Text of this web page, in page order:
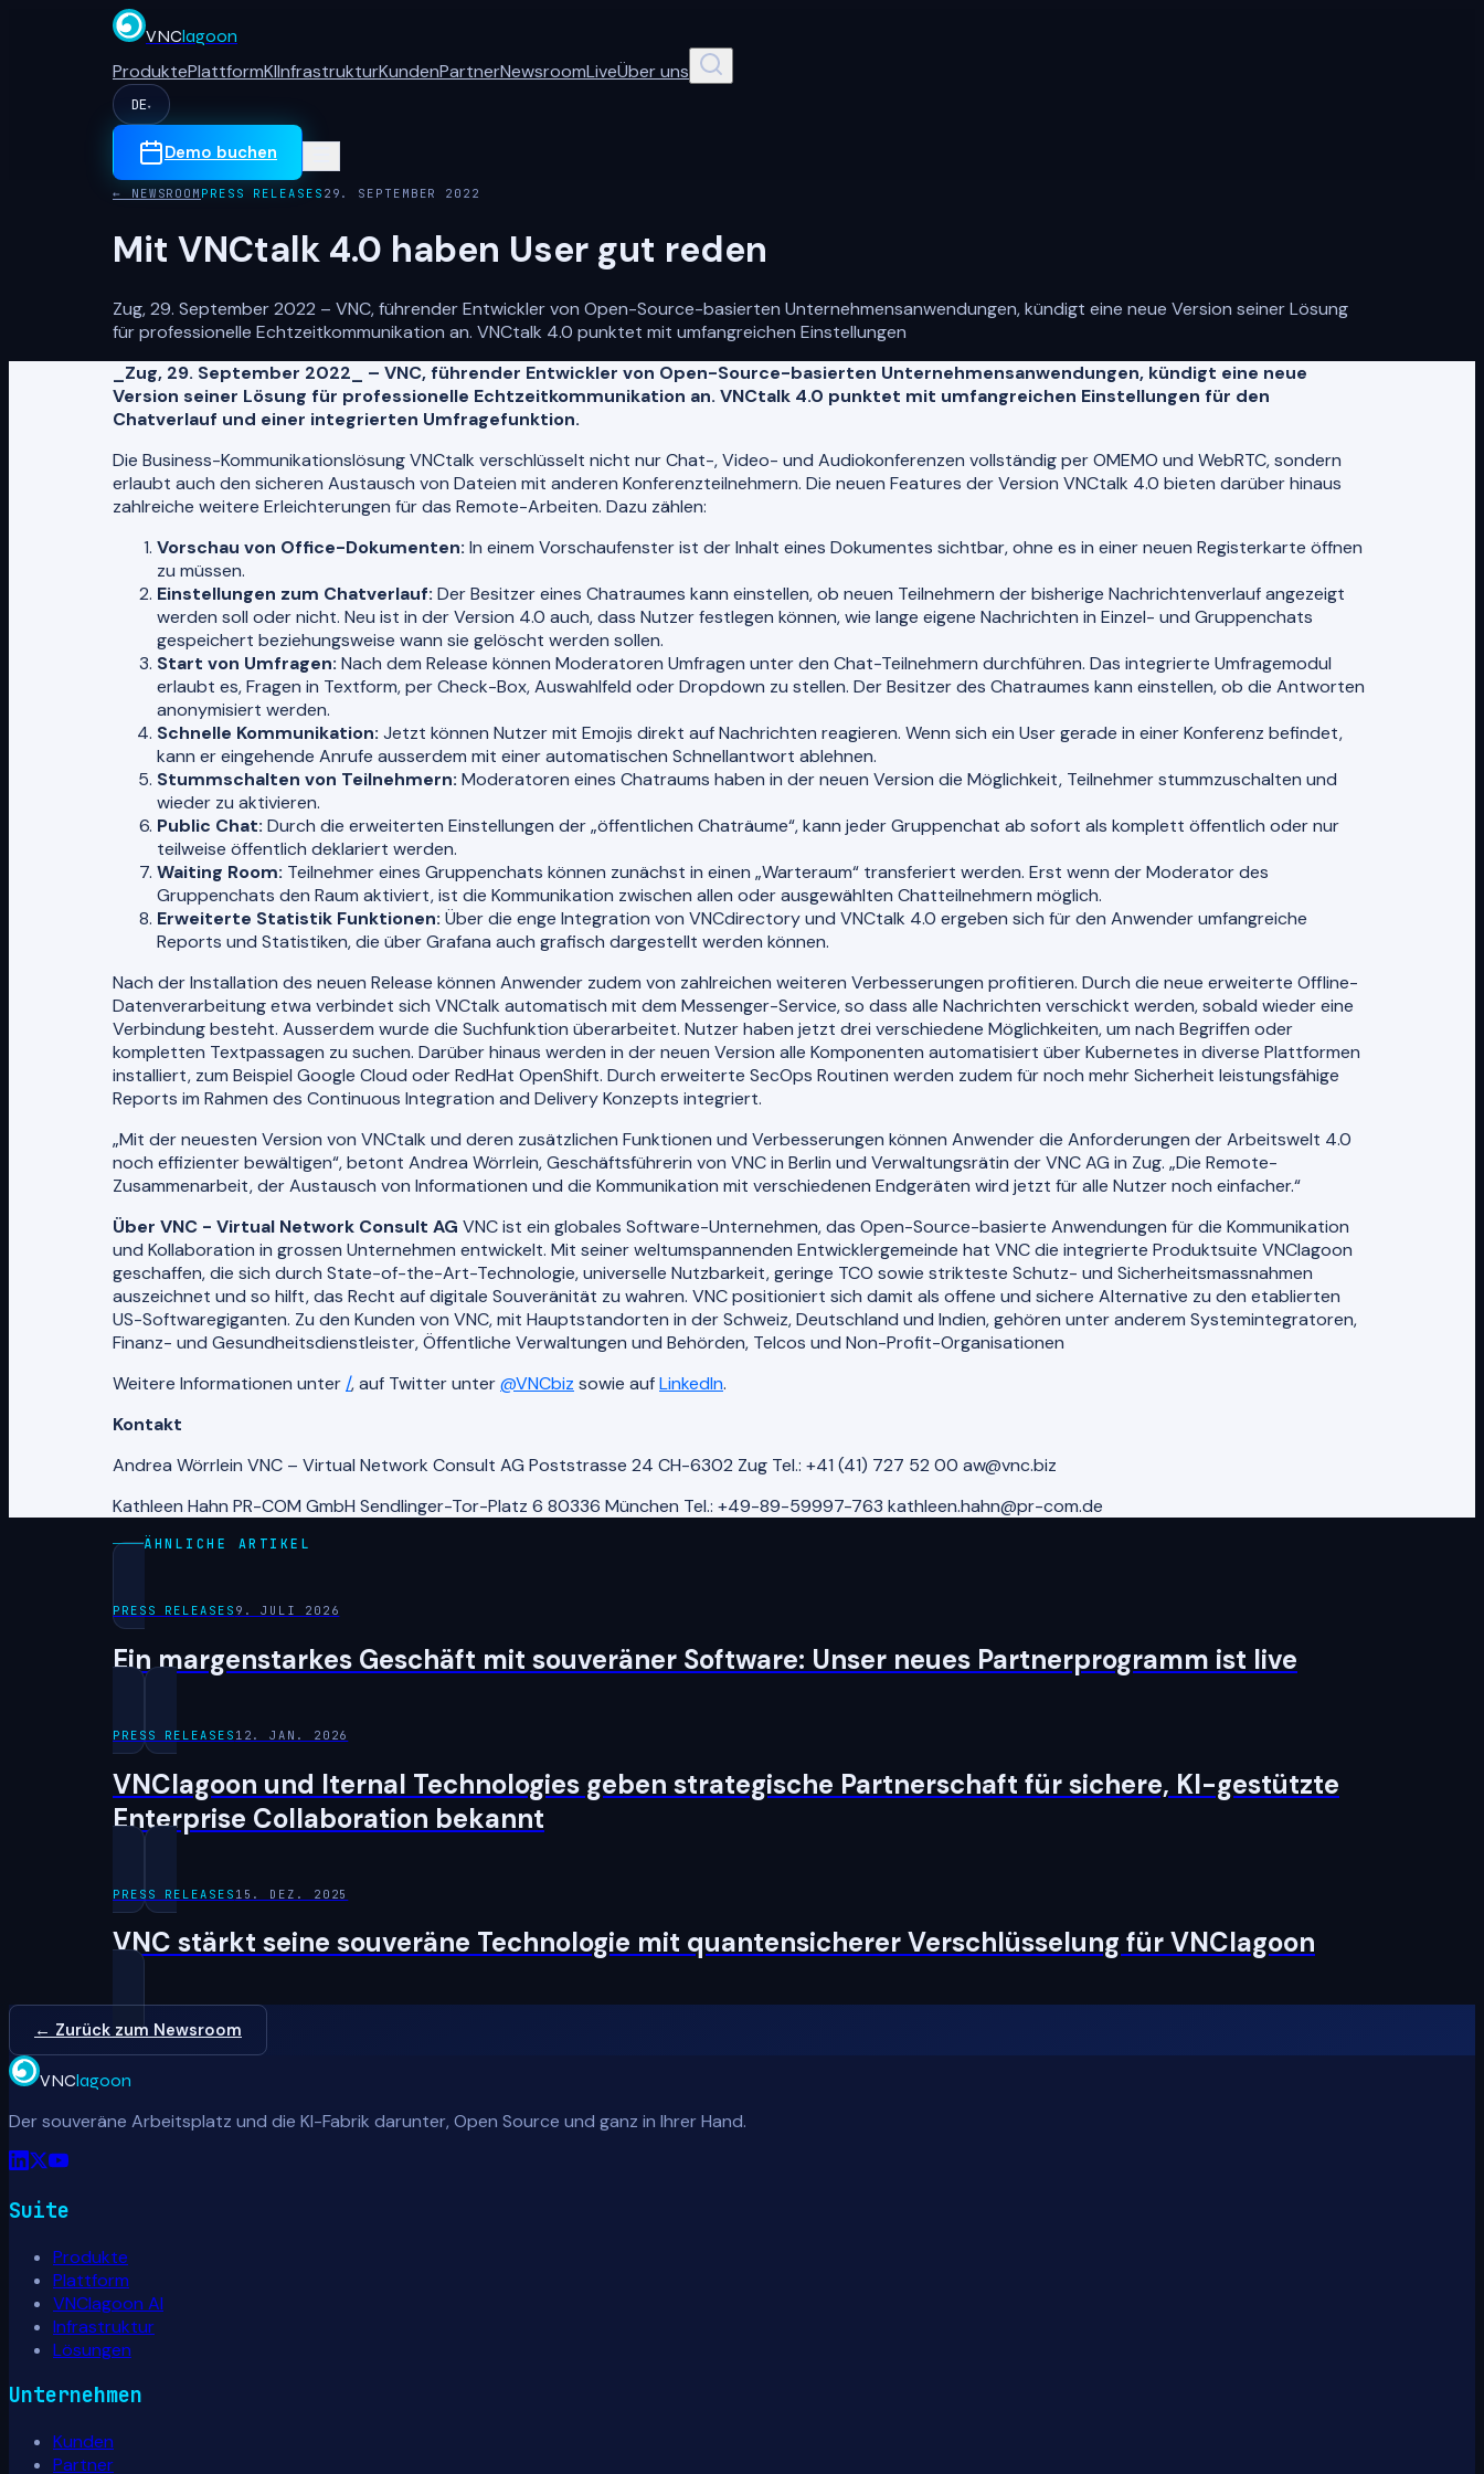
VNClagoon
ProduktePlattformKIInfrastrukturKundenPartnerNewsroomLiveÜber uns
DE▾
Demo buchen
← NEWSROOM PRESS RELEASES 29. SEPTEMBER 2022
Mit VNCtalk 4.0 haben User gut reden
Zug, 29. September 2022 – VNC, führender Entwickler von Open-Source-basierten Unternehmensanwendungen, kündigt eine neue Version seiner Lösung
für professionelle Echtzeitkommunikation an. VNCtalk 4.0 punktet mit umfangreichen Einstellungen
_Zug, 29. September 2022_ – VNC, führender Entwickler von Open-Source-basierten Unternehmensanwendungen, kündigt eine neue
Version seiner Lösung für professionelle Echtzeitkommunikation an. VNCtalk 4.0 punktet mit umfangreichen Einstellungen für den
Chatverlauf und einer integrierten Umfragefunktion.
Die Business-Kommunikationslösung VNCtalk verschlüsselt nicht nur Chat-, Video- und Audiokonferenzen vollständig per OMEMO und WebRTC, sondern
erlaubt auch den sicheren Austausch von Dateien mit anderen Konferenzteilnehmern. Die neuen Features der Version VNCtalk 4.0 bieten darüber hinaus
zahlreiche weitere Erleichterungen für das Remote-Arbeiten. Dazu zählen:
Vorschau von Office-Dokumenten: In einem Vorschaufenster ist der Inhalt eines Dokumentes sichtbar, ohne es in einer neuen Registerkarte öffnen
zu müssen.
Einstellungen zum Chatverlauf: Der Besitzer eines Chatraumes kann einstellen, ob neuen Teilnehmern der bisherige Nachrichtenverlauf angezeigt
werden soll oder nicht. Neu ist in der Version 4.0 auch, dass Nutzer festlegen können, wie lange eigene Nachrichten in Einzel- und Gruppenchats
gespeichert beziehungsweise wann sie gelöscht werden sollen.
Start von Umfragen: Nach dem Release können Moderatoren Umfragen unter den Chat-Teilnehmern durchführen. Das integrierte Umfragemodul
erlaubt es, Fragen in Textform, per Check-Box, Auswahlfeld oder Dropdown zu stellen. Der Besitzer des Chatraumes kann einstellen, ob die Antworten
anonymisiert werden.
Schnelle Kommunikation: Jetzt können Nutzer mit Emojis direkt auf Nachrichten reagieren. Wenn sich ein User gerade in einer Konferenz befindet,
kann er eingehende Anrufe ausserdem mit einer automatischen Schnellantwort ablehnen.
Stummschalten von Teilnehmern: Moderatoren eines Chatraums haben in der neuen Version die Möglichkeit, Teilnehmer stummzuschalten und
wieder zu aktivieren.
Public Chat: Durch die erweiterten Einstellungen der „öffentlichen Chaträume“, kann jeder Gruppenchat ab sofort als komplett öffentlich oder nur
teilweise öffentlich deklariert werden.
Waiting Room: Teilnehmer eines Gruppenchats können zunächst in einen „Warteraum“ transferiert werden. Erst wenn der Moderator des
Gruppenchats den Raum aktiviert, ist die Kommunikation zwischen allen oder ausgewählten Chatteilnehmern möglich.
Erweiterte Statistik Funktionen: Über die enge Integration von VNCdirectory und VNCtalk 4.0 ergeben sich für den Anwender umfangreiche
Reports und Statistiken, die über Grafana auch grafisch dargestellt werden können.
Nach der Installation des neuen Release können Anwender zudem von zahlreichen weiteren Verbesserungen profitieren. Durch die neue erweiterte Offline-
Datenverarbeitung etwa verbindet sich VNCtalk automatisch mit dem Messenger-Service, so dass alle Nachrichten verschickt werden, sobald wieder eine
Verbindung besteht. Ausserdem wurde die Suchfunktion überarbeitet. Nutzer haben jetzt drei verschiedene Möglichkeiten, um nach Begriffen oder
kompletten Textpassagen zu suchen. Darüber hinaus werden in der neuen Version alle Komponenten automatisiert über Kubernetes in diverse Plattformen
installiert, zum Beispiel Google Cloud oder RedHat OpenShift. Durch erweiterte SecOps Routinen werden zudem für noch mehr Sicherheit leistungsfähige
Reports im Rahmen des Continuous Integration and Delivery Konzepts integriert.
„Mit der neuesten Version von VNCtalk und deren zusätzlichen Funktionen und Verbesserungen können Anwender die Anforderungen der Arbeitswelt 4.0
noch effizienter bewältigen“, betont Andrea Wörrlein, Geschäftsführerin von VNC in Berlin und Verwaltungsrätin der VNC AG in Zug. „Die Remote-
Zusammenarbeit, der Austausch von Informationen und die Kommunikation mit verschiedenen Endgeräten wird jetzt für alle Nutzer noch einfacher.“
Über VNC - Virtual Network Consult AG VNC ist ein globales Software-Unternehmen, das Open-Source-basierte Anwendungen für die Kommunikation
und Kollaboration in grossen Unternehmen entwickelt. Mit seiner weltumspannenden Entwicklergemeinde hat VNC die integrierte Produktsuite VNClagoon
geschaffen, die sich durch State-of-the-Art-Technologie, universelle Nutzbarkeit, geringe TCO sowie strikteste Schutz- und Sicherheitsmassnahmen
auszeichnet und so hilft, das Recht auf digitale Souveränität zu wahren. VNC positioniert sich damit als offene und sichere Alternative zu den etablierten
US-Softwaregiganten. Zu den Kunden von VNC, mit Hauptstandorten in der Schweiz, Deutschland und Indien, gehören unter anderem Systemintegratoren,
Finanz- und Gesundheitsdienstleister, Öffentliche Verwaltungen und Behörden, Telcos und Non-Profit-Organisationen
Weitere Informationen unter/, auf Twitter unter@VNCbiz sowie aufLinkedIn.
Kontakt
Andrea Wörrlein VNC – Virtual Network Consult AG Poststrasse 24 CH-6302 Zug Tel.: +41 (41) 727 52 00 aw@vnc.biz
Kathleen Hahn PR-COM GmbH Sendlinger-Tor-Platz 6 80336 München Tel.: +49-89-59997-763 kathleen.hahn@pr-com.de
ÄHNLICHE ARTIKEL
PRESS RELEASES 9. JULI 2026
Ein margenstarkes Geschäft mit souveräner Software: Unser neues Partnerprogramm ist live
PRESS RELEASES 12. JAN. 2026
VNClagoon und Iternal Technologies geben strategische Partnerschaft für sichere, KI-gestützte
Enterprise Collaboration bekannt
PRESS RELEASES 15. DEZ. 2025
VNC stärkt seine souveräne Technologie mit quantensicherer Verschlüsselung für VNClagoon
← Zurück zum Newsroom
VNClagoon
Der souveräne Arbeitsplatz und die KI-Fabrik darunter, Open Source und ganz in Ihrer Hand.
Suite
Produkte
Plattform
VNClagoon AI
Infrastruktur
Lösungen
Unternehmen
Kunden
Partner